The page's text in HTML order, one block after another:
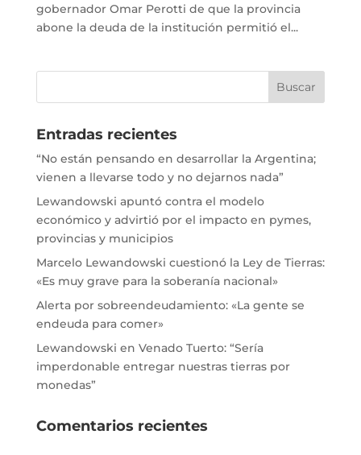
gobernador Omar Perotti de que la provincia
abone la deuda de la institución permitió el...
Entradas recientes
“No están pensando en desarrollar la Argentina;
vienen a llevarse todo y no dejarnos nada”
Lewandowski apuntó contra el modelo
económico y advirtió por el impacto en pymes,
provincias y municipios
Marcelo Lewandowski cuestionó la Ley de Tierras:
«Es muy grave para la soberanía nacional»
Alerta por sobreendeudamiento: «La gente se
endeuda para comer»
Lewandowski en Venado Tuerto: “Sería
imperdonable entregar nuestras tierras por
monedas”
Comentarios recientes